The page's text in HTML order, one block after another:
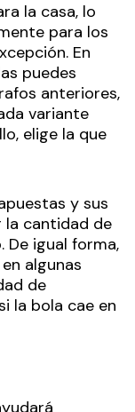
la casa, lo
para los
En
puedes
anteriores,
variante
elige la que
y sus
cantidad de
De igual forma,
algunas
de
la bola cae en